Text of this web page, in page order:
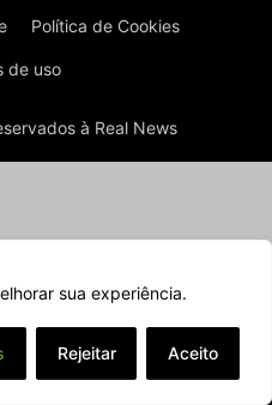
sua experiência.
Rejeitar Aceito
Política de Cookies
de uso
à Real News